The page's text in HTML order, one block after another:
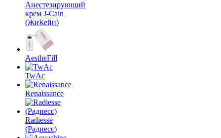
Анестезирующий
крем J-Cain
(ЖиКейн)
AestheFill
TwAc
Renaissance
Radiesse
(Радиесс)